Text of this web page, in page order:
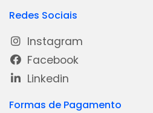
Redes Sociais
Instagram
Facebook
Linkedin
Formas de Pagamento